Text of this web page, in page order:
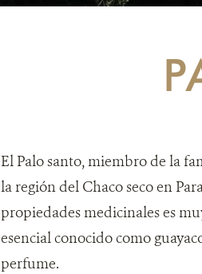
El Palo santo, miembro de la
la región del Chaco seco en
propiedades medicinales es
esencial conocido como
perfume.